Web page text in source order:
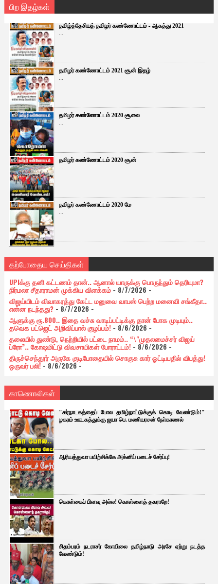
பிற இதழ்கள்
தமிழ்த்தேசியத் தமிழர் கண்ணோட்டம் - ஆகத்து 2021
...
தமிழர் கண்ணோட்டம் 2021 சூன் இதழ்
...
தமிழர் கண்ணோட்டம் 2020 சூலை
...
தமிழர் கண்ணோட்டம் 2020 சூன்
...
தமிழர் கண்ணோட்டம் 2020 மே
...
தற்போதைய செய்திகள்
UPIக்கு தனி கட்டணம் தான்.. ஆனால் யாருக்கு பொருந்தும் தெரியுமா?
நிர்மலா சீதாராமன் முக்கிய விளக்கம்- 8/7/2026 -
விஜய்யிடம் விவாகரத்து கேட்ட மனுவை வாபஸ் பெற்ற மனைவி சங்கீதா..
என்ன நடந்தது?- 8/7/2026 -
ஆளுக்கு ரூ.800.. இதை வச்சு வாடிப்பட்டிக்கு தான் போக முடியும்..
தவெக பட்ஜெட் அறிவிப்பால் குழப்பம்!- 8/6/2026 -
தலையில் துண்டு, நெற்றியில் பட்டை நாமம்.. “\"முதலமைச்சர் விஜய்
ப்ரோ”.. கோஷமிட்டு விவசாயிகள் போராட்டம்!- 8/6/2026 -
திருச்செந்தூர் அருகே குடிபோதையில் சொகுசு கார் ஓட்டியதில் விபத்து!
ஒருவர் பலி!- 8/6/2026-
காணொலிகள்
"கர்நாடகத்தைப் போல தமிழ்நாட்டுக்குக் கொடி வேண்டும்!"
ழகரம் ஊடகத்துக்கு ஐயா பெ. மணியரசன் நோ்காணல்
ஆரியத்துவா பயிற்சிக்கே அக்னிப் படைச் சேர்ப்பு!
கொள்கைப் பிளவு அல்ல! கொள்ளைத் தகராறே!
சிதம்பரம் நடராசர் கோயிலை தமிழ்நாடு அரசே ஏற்று நடத்த
வேண்டும்!